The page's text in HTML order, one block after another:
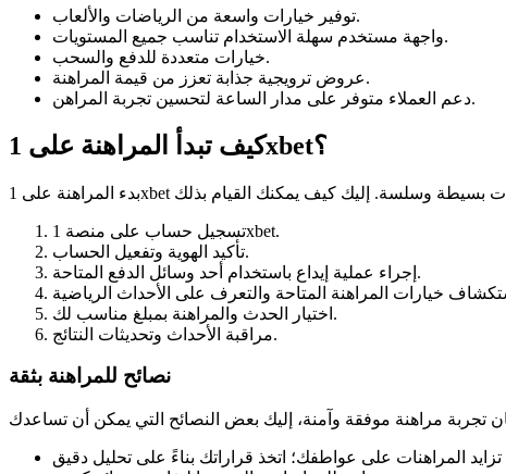
توفير خيارات واسعة من الرياضات والألعاب.
واجهة مستخدم سهلة الاستخدام تناسب جميع المستويات.
خيارات متعددة للدفع والسحب.
عروض ترويجية جذابة تعزز من قيمة المراهنة.
دعم العملاء متوفر على مدار الساعة لتحسين تجربة المراهن.
كيف تبدأ المراهنة على 1xbet؟
تسجيل حساب على منصة 1xbet.
تأكيد الهوية وتفعيل الحساب.
إجراء عملية إيداع باستخدام أحد وسائل الدفع المتاحة.
اختيار الحدث والمراهنة بمبلغ مناسب لك.
مراقبة الأحداث وتحديثات النتائج.
نصائح للمراهنة بثقة